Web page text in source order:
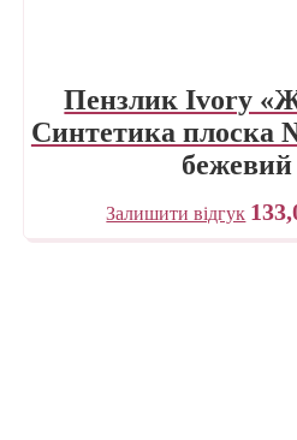
Пензлик Ivory
Синтетика плоска
бежевий
Залишити відгук